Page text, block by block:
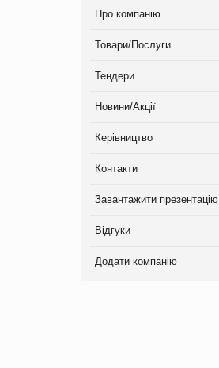
Про компанію
Товари/Послуги
Тендери
Новини/Акції
Керівництво
Контакти
Завантажити презентацію
Відгуки
Додати компанію